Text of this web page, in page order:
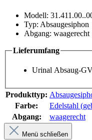
Modell:
Typ: Absaugesiphon
Abgang: waagerecht
Lieferumfang
Urinal Absaug-
Produkttyp:
Farbe:
Edelstahl
Abgang:
waagerecht
Menü schließen